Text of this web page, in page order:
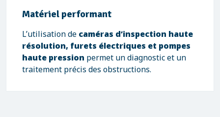
Matériel performant
L’utilisation de caméras d’inspection haute
résolution, furets électriques et pompes
haute pression permet un diagnostic et un
traitement précis des obstructions.